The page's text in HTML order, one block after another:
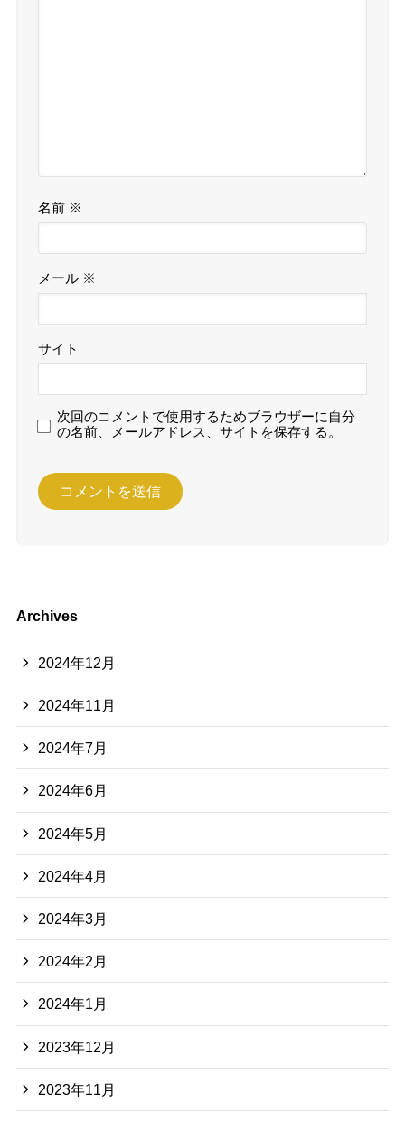
名前 ※
メール ※
サイト
次回のコメントで使用するためブラウザーに自分
の名前、メールアドレス、サイトを保存する。
Archives
2024年12月
2024年11月
2024年7月
2024年6月
2024年5月
2024年4月
2024年3月
2024年2月
2024年1月
2023年12月
2023年11月